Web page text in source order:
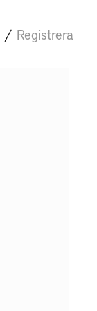
/ Registrera